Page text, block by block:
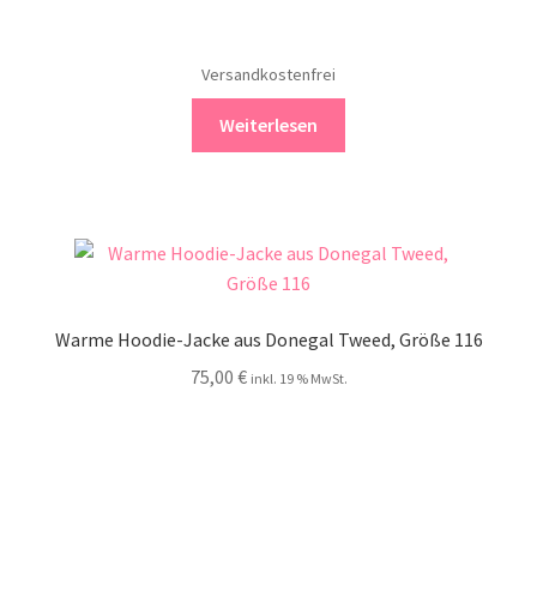
Versandkostenfrei
Weiterlesen
Warme Hoodie-Jacke aus Donegal Tweed, Größe 116
75,00 € inkl. 19 % MwSt.